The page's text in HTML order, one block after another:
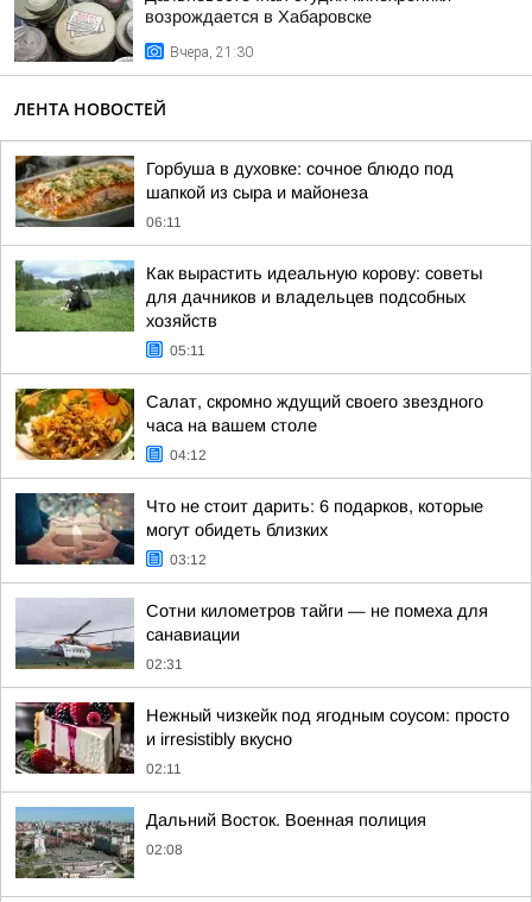
возрождается в Хабаровске
Вчера, 21:30
ЛЕНТА НОВОСТЕЙ
Горбуша в духовке: сочное блюдо под
шапкой из сыра и майонеза
06:11
Как вырастить идеальную корову: советы
для дачников и владельцев подсобных
хозяйств
05:11
Салат, скромно ждущий своего звездного
часа на вашем столе
04:12
Что не стоит дарить: 6 подарков, которые
могут обидеть близких
03:12
Сотни километров тайги — не помеха для
санавиации
02:31
Нежный чизкейк под ягодным соусом: просто
и irresistibly вкусно
02:11
Дальний Восток. Военная полиция
02:08